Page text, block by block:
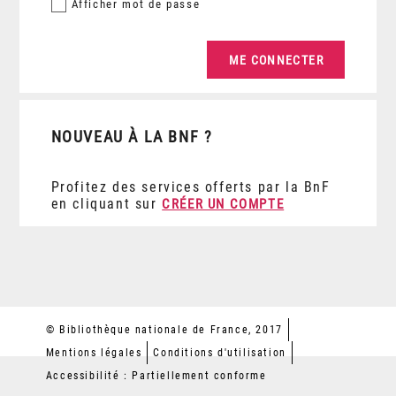
Afficher mot de passe
NOUVEAU À LA BNF ?
Profitez des services offerts par la BnF
en cliquant sur CRÉER UN COMPTE
© Bibliothèque nationale de France, 2017
Mentions légales
Conditions d'utilisation
Accessibilité : Partiellement conforme